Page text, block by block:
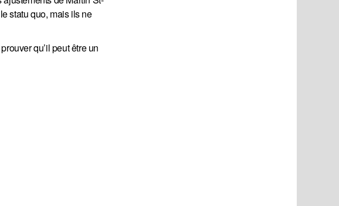
statu quo, mais ils ne
qu’il peut être un